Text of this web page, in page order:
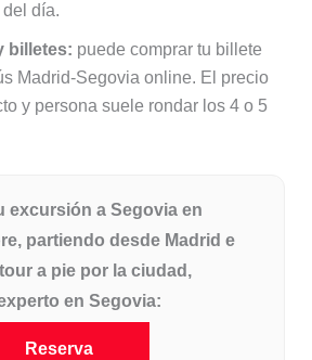
día.
billetes: puede comprar tu billete
Madrid-Segovia online. El precio
y persona suele rondar los 4 o 5
excursión a Segovia en
partiendo desde Madrid e
a pie por la ciudad,
en Segovia:
Reserva